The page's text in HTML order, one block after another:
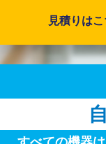
見積りはこ